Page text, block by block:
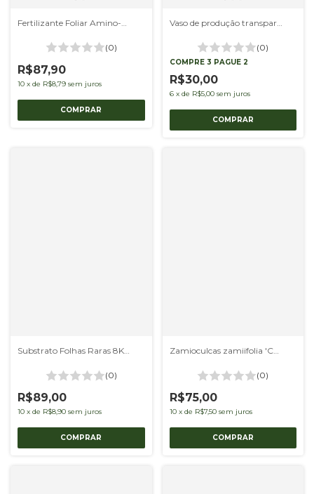
(0)
R$87,90
10 x de R$8,79 sem juros
Vaso de produção transparente 09 - kit com 10 unidades
(0)
COMPRE 3 PAGUE 2
R$30,00
6 x de R$5,00 sem juros
Substrato Folhas Raras 8Kgs
(0)
R$89,00
10 x de R$8,90 sem juros
Zamioculcas zamiifolia 'Chamaleon'
(0)
R$75,00
10 x de R$7,50 sem juros